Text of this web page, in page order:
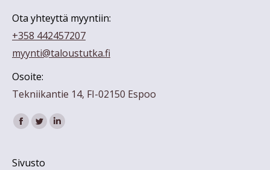
Ota yhteyttä myyntiin:
+358 442457207
myynti@taloustutka.fi
Osoite:
Tekniikantie 14, FI-02150 Espoo
Find us on:
Facebook
TwitterLinkedin
Sivusto